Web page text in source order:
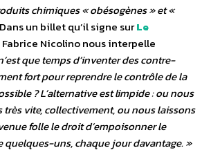
chimiques « obésogènes » et «
un billet qu’il signe surLe
Fabrice Nicolino nous interpelle
que temps d’inventer des contre-
fort pour reprendre le contrôle de la
? L’alternative est limpide : ou nous
très vite, collectivement, ou nous laissons
folle le droit d’empoisonner le
quelques-uns, chaque jour davantage. »